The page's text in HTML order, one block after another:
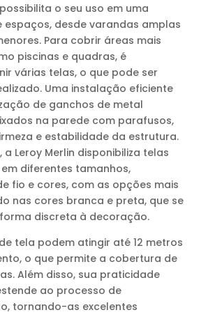
o seu uso em uma
espaços, desde varandas amplas
Para cobrir áreas mais
piscinas e quadras, é
várias telas, o que pode ser
Uma instalação eficiente
de ganchos de metal
na parede com parafusos,
e estabilidade da estrutura.
a Leroy Merlin disponibiliza telas
diferentes tamanhos,
fio e cores, com as opções mais
nas cores branca e preta, que se
discreta à decoração.
tela podem atingir até 12 metros
o que permite a cobertura de
Além disso, sua praticidade
ao processo de
tornando-as excelentes